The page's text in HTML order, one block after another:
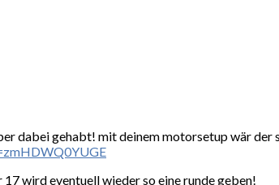
dabei gehabt! mit deinem motorsetup wär der
wird eventuell wieder so eine runde geben!